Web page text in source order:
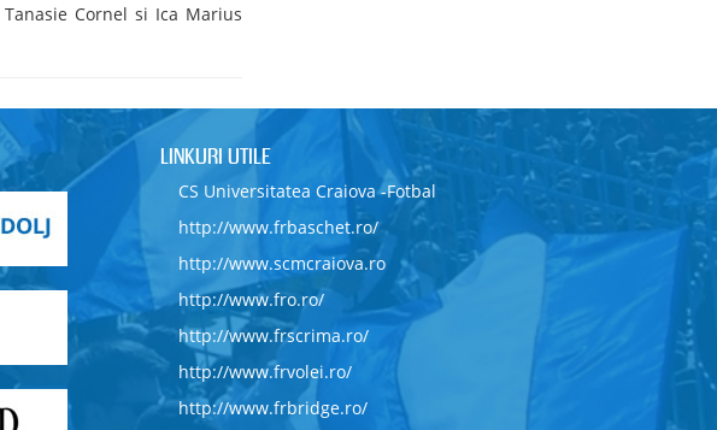
Cornel si Ica Marius
LINKURI UTILE
CS Universitatea Craiova -Fotbal
http://www.frbaschet.ro/
http://www.scmcraiova.ro
http://www.fro.ro/
http://www.frscrima.ro/
http://www.frvolei.ro/
http://www.frbridge.ro/